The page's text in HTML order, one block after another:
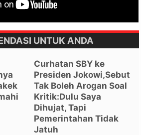
UNTUK ANDA
Curhatan SBY ke
Presiden Jokowi,Sebut
Tak Boleh Arogan Soal
Kritik:Dulu Saya
Dihujat, Tapi
Pemerintahan Tidak
Jatuh